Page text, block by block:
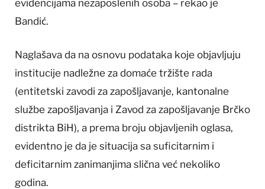
evidencijama nezaposlenih osoba – rekao je
Bandić.
Naglašava da na osnovu podataka koje objavljuju
institucije nadležne za domaće tržište rada
(entitetski zavodi za zapošljavanje, kantonalne
službe zapošljavanja i Zavod za zapošljavanje Brčko
distrikta BiH), a prema broju objavljenih oglasa,
evidentno je da je situacija sa suficitarnim i
deficitarnim zanimanjima slična već nekoliko
godina.